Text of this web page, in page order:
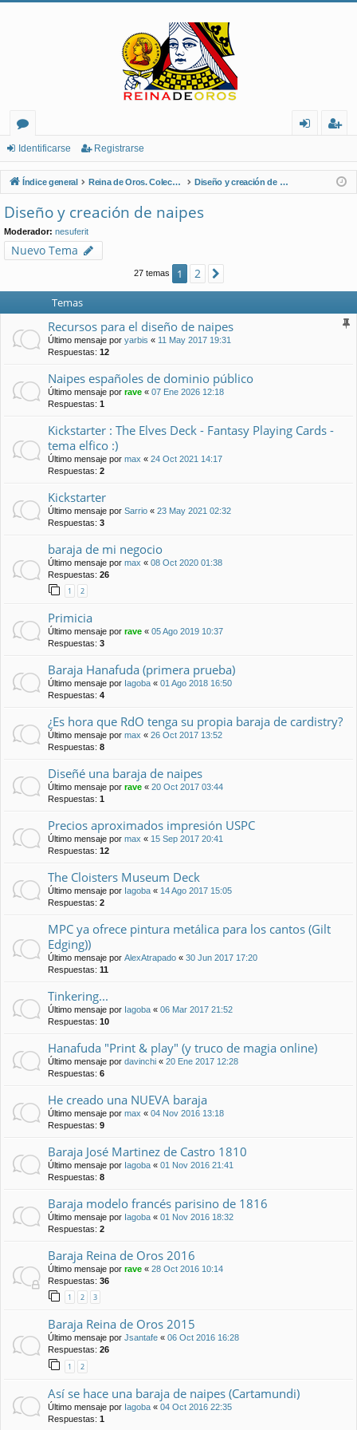
or
os
nt
ifi
ist
ra
Identificarse Registrarse
Índice general Reina de Oros. Coleccionistas de Naipes. Diseño y creación de naipes
Diseño y creación de naipes
Moderador: nesuferit
Nuevo Tema
27 temas 1 2
Temas
Recursos para el diseño de naipes
Último mensaje por yarbis « 11 May 2017 19:31
Respuestas: 12
Naipes españoles de dominio público
Último mensaje por rave « 07 Ene 2026 12:18
Respuestas: 1
Kickstarter : The Elves Deck - Fantasy Playing Cards -
tema elfico :)
Último mensaje por max « 24 Oct 2021 14:17
Respuestas: 2
Kickstarter
Último mensaje por Sarrio « 23 May 2021 02:32
Respuestas: 3
baraja de mi negocio
Último mensaje por max « 08 Oct 2020 01:38
Respuestas: 26
1 2
Primicia
Último mensaje por rave « 05 Ago 2019 10:37
Respuestas: 3
Baraja Hanafuda (primera prueba)
Último mensaje por Iagoba « 01 Ago 2018 16:50
Respuestas: 4
¿Es hora que RdO tenga su propia baraja de cardistry?
Último mensaje por max « 26 Oct 2017 13:52
Respuestas: 8
Diseñé una baraja de naipes
Último mensaje por rave « 20 Oct 2017 03:44
Respuestas: 1
Precios aproximados impresión USPC
Último mensaje por max « 15 Sep 2017 20:41
Respuestas: 12
The Cloisters Museum Deck
Último mensaje por Iagoba « 14 Ago 2017 15:05
Respuestas: 2
MPC ya ofrece pintura metálica para los cantos (Gilt
Edging))
Último mensaje por AlexAtrapado « 30 Jun 2017 17:20
Respuestas: 11
Tinkering...
Último mensaje por Iagoba « 06 Mar 2017 21:52
Respuestas: 10
Hanafuda "Print & play" (y truco de magia online)
Último mensaje por davinchi « 20 Ene 2017 12:28
Respuestas: 6
He creado una NUEVA baraja
Último mensaje por max « 04 Nov 2016 13:18
Respuestas: 9
Baraja José Martinez de Castro 1810
Último mensaje por Iagoba « 01 Nov 2016 21:41
Respuestas: 8
Baraja modelo francés parisino de 1816
Último mensaje por Iagoba « 01 Nov 2016 18:32
Respuestas: 2
Baraja Reina de Oros 2016
Último mensaje por rave « 28 Oct 2016 10:14
Respuestas: 36
1 2 3
Baraja Reina de Oros 2015
Último mensaje por Jsantafe « 06 Oct 2016 16:28
Respuestas: 26
1 2
Así se hace una baraja de naipes (Cartamundi)
Último mensaje por Iagoba « 04 Oct 2016 22:35
Respuestas: 1